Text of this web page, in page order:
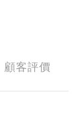
顧客評價